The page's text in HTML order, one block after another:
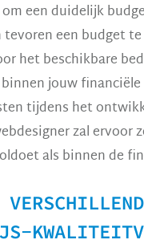
een duidelijk
tevoren een budget
het beschikbare
jouw
tijdens het
zal ervoor
als binnen de